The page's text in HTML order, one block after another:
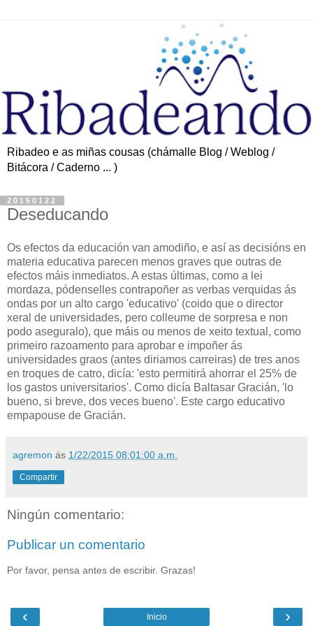
Ribadeo e as miñas cousas (chámalle Blog / Weblog /
Bitácora / Caderno ... )
20150122
Deseducando
Os efectos da educación van amodiño, e así as decisións en
materia educativa parecen menos graves que outras de
efectos máis inmediatos. A estas últimas, como a lei
mordaza, pódenselles contrapoñer as verbas verquidas ás
ondas por un alto cargo 'educativo' (coido que o director
xeral de universidades, pero colleume de sorpresa e non
podo aseguralo), que máis ou menos de xeito textual, como
primeiro razoamento para aprobar e impoñer ás
universidades graos (antes diriamos carreiras) de tres anos
en troques de catro, dicía: 'esto permitirá ahorrar el 25% de
los gastos universitarios'. Como dicía Baltasar Gracián, 'lo
bueno, si breve, dos veces bueno'. Este cargo educativo
empapouse de Gracián.
agremon ás 1/22/2015 08:01:00 a.m.
Compartir
Ningún comentario:
Publicar un comentario
Por favor, pensa antes de escribir. Grazas!
‹ ›
Inicio